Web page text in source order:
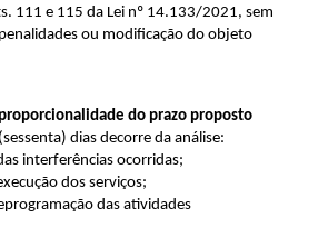
111 e 115 da Lei nº 14.133/2021, sem
ou modificação do objeto
do prazo proposto
dias decorre da análise:
interferências ocorridas;
dos serviços;
das atividades